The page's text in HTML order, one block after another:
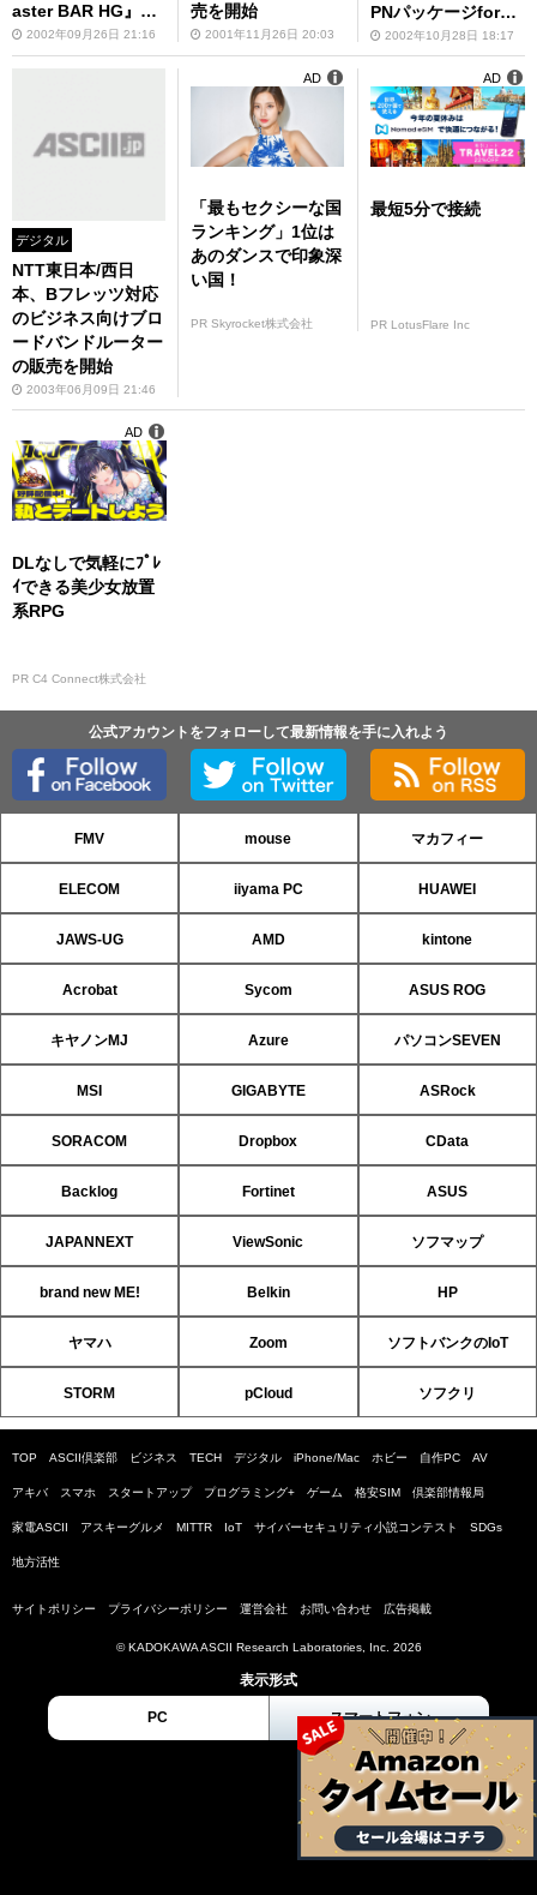
aster BAR HG』を
発売2002年09月26日 21:16
売を開始
2001年11月26日 20:03
PNパッケージforフ
レッツ”を発売
2002年10月28日 18:17
デジタル
NTT東日本/西日
本、Bフレッツ対応
のビジネス向けブロ
ードバンドルーター
の販売を開始
2003年06月09日 21:46
「最もセクシーな国
ランキング」1位は
あのダンスで印象深
い国！
PR Skyrocket株式会社
AD
最短5分で接続
PR LotusFlare Inc
AD
DLなしで気軽にﾌﾟﾚ
ｲできる美少女放置
系RPG
PR C4 Connect株式会社
AD
公式アカウントをフォローして最新情報を手に入れよう
FMV mouse マカフィー
ELECOM iiyama PC HUAWEI
JAWS-UG AMD kintone
Acrobat Sycom ASUS ROG
キヤノンMJ Azure パソコンSEVEN
MSI GIGABYTE ASRock
SORACOM Dropbox CData
Backlog Fortinet ASUS
JAPANNEXT ViewSonic ソフマップ
brand new ME! Belkin HP
ヤマハ Zoom ソフトバンクのIoT
STORM pCloud ソフクリ
TOP ASCII倶楽部 ビジネス TECH デジタル iPhone/Mac ホビー 自作PC AV
アキバ スマホ スタートアップ プログラミング+ ゲーム 格安SIM 倶楽部情報局
家電ASCII アスキーグルメ MITTR IoT サイバーセキュリティ小説コンテスト SDGs
地方活性
サイトポリシー プライバシーポリシー 運営会社 お問い合わせ 広告掲載
© KADOKAWA ASCII Research Laboratories, Inc. 2026
表示形式
PC スマートフォン